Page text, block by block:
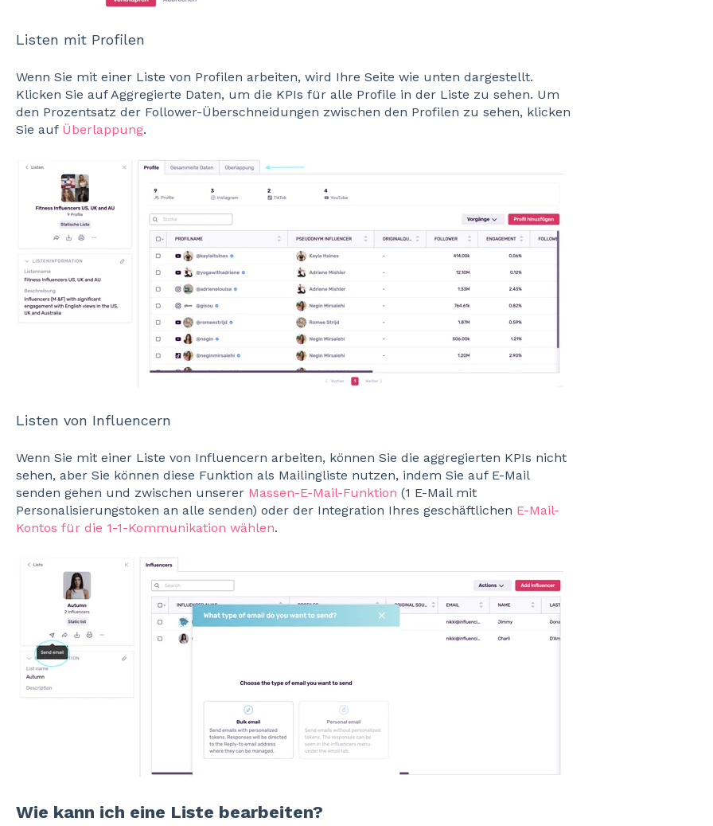
Listen mit Profilen
Wenn Sie mit einer Liste von Profilen arbeiten, wird Ihre Seite wie unten dargestellt.
Klicken Sie auf Aggregierte Daten, um die KPIs für alle Profile in der Liste zu sehen. Um
den Prozentsatz der Follower-Überschneidungen zwischen den Profilen zu sehen, klicken
Sie auf Überlappung.
Listen von Influencern
Wenn Sie mit einer Liste von Influencern arbeiten, können Sie die aggregierten KPIs nicht
sehen, aber Sie können diese Funktion als Mailingliste nutzen, indem Sie auf E-Mail
senden gehen und zwischen unserer Massen-E-Mail-Funktion (1 E-Mail mit
Personalisierungstoken an alle senden) oder der Integration Ihres geschäftlichen E-Mail-
Kontos für die 1-1-Kommunikation wählen.
Wie kann ich eine Liste bearbeiten?